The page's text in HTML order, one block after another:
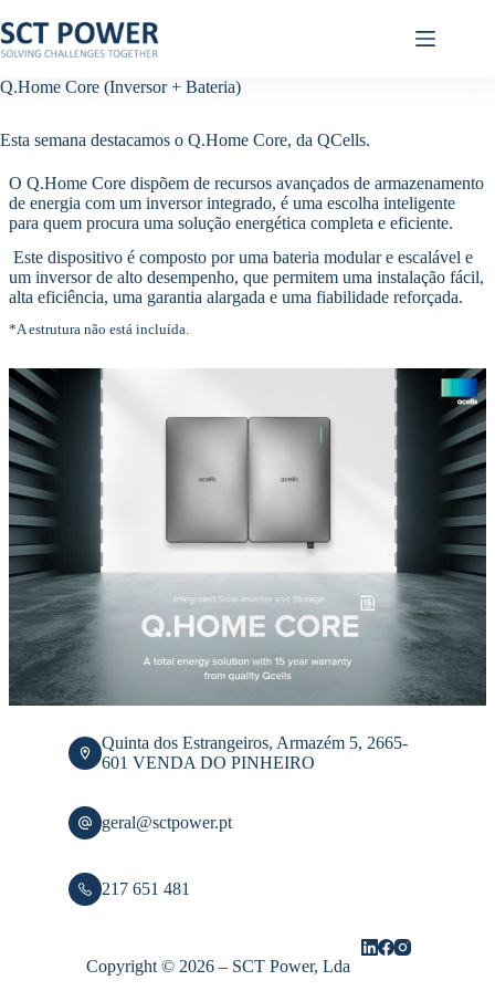
para
o
Q.Home Core (Inversor + Bateria)
Esta semana destacamos o Q.Home Core, da QCells.
O Q.Home Core dispõem de recursos avançados de armazenamento
de energia com um inversor integrado, é uma escolha inteligente
para quem procura uma solução energética completa e eficiente.
Este dispositivo é composto por uma bateria modular e escalável e
um inversor de alto desempenho, que permitem uma instalação fácil,
alta eficiência, uma garantia alargada e uma fiabilidade reforçada.
*A estrutura não está incluída.
Quinta dos Estrangeiros, Armazém 5, 2665-
601 VENDA DO PINHEIRO
geral@sctpower.pt
217 651 481
Copyright © 2026 – SCT Power, Lda